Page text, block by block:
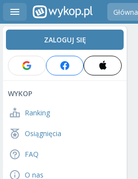
Główna
ZALOGUJ SIĘ
WYKOP
Ranking
Osiągnięcia
FAQ
O nas